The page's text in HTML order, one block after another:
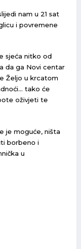
nam u 21 sat
i povremene
sjeća nitko od
da ga Novi centar
Željo u krcatom
tako će
oživjeti te
je moguće, ništa
borbeno i
u